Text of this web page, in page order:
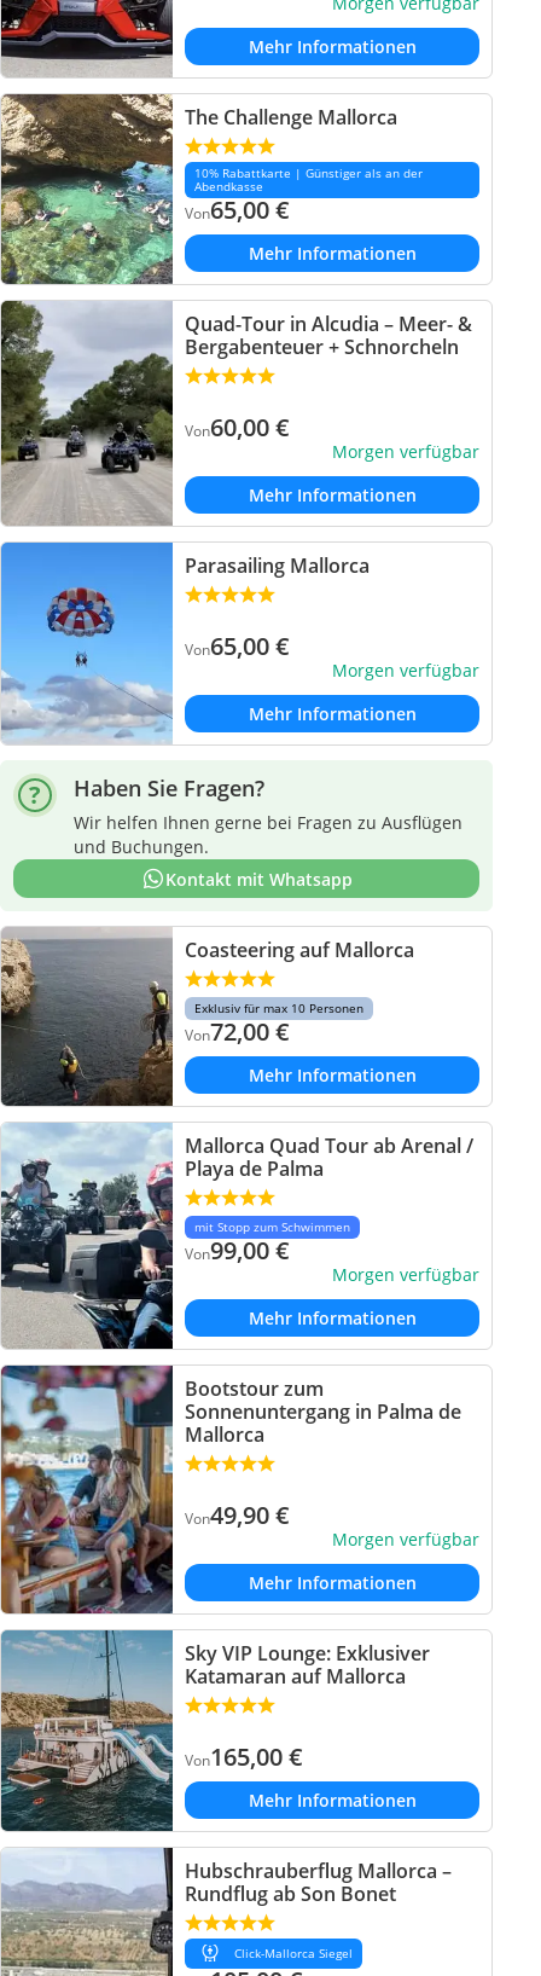
Mehr Informationen
The Challenge Mallorca
10% Rabattkarte | Günstiger als an der
Abendkasse
Von65,00€
Mehr Informationen
Quad-Tour in Alcudia – Meer- &
Bergabenteuer + Schnorcheln
Von60,00€
Morgen verfügbar
Mehr Informationen
Parasailing Mallorca
Von65,00€
Morgen verfügbar
Mehr Informationen
Haben Sie Fragen?
Wir helfen Ihnen gerne bei Fragen zu Ausflügen
und Buchungen.
Kontakt mit Whatsapp
Coasteering auf Mallorca
Exklusiv für max 10 Personen
Von72,00€
Mehr Informationen
Mallorca Quad Tour ab Arenal /
Playa de Palma
mit Stopp zum Schwimmen
Von99,00€
Morgen verfügbar
Mehr Informationen
Bootstour zum
Sonnenuntergang in Palma de
Mallorca
Von49,90€
Morgen verfügbar
Mehr Informationen
Sky VIP Lounge: Exklusiver
Katamaran auf Mallorca
Von165,00€
Mehr Informationen
Hubschrauberflug Mallorca –
Rundflug ab Son Bonet
Click-Mallorca Siegel